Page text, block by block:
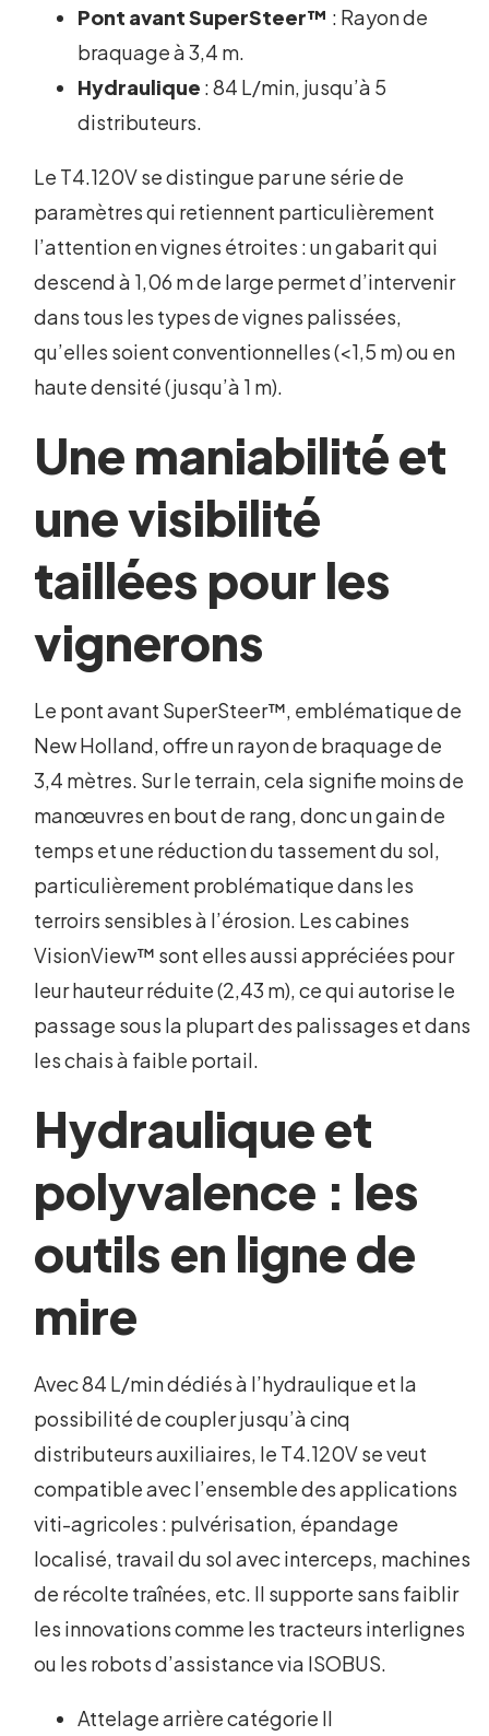
Pont avant SuperSteer™ : Rayon de
braquage à 3,4 m.
Hydraulique : 84 L/min, jusqu’à 5
distributeurs.
Le T4.120V se distingue par une série de
paramètres qui retiennent particulièrement
l’attention en vignes étroites : un gabarit qui
descend à 1,06 m de large permet d’intervenir
dans tous les types de vignes palissées,
qu’elles soient conventionnelles (<1,5 m) ou en
haute densité (jusqu’à 1 m).
Une maniabilité et
une visibilité
taillées pour les
vignerons
Le pont avant SuperSteer™, emblématique de
New Holland, offre un rayon de braquage de
3,4 mètres. Sur le terrain, cela signifie moins de
manœuvres en bout de rang, donc un gain de
temps et une réduction du tassement du sol,
particulièrement problématique dans les
terroirs sensibles à l’érosion. Les cabines
VisionView™ sont elles aussi appréciées pour
leur hauteur réduite (2,43 m), ce qui autorise le
passage sous la plupart des palissages et dans
les chais à faible portail.
Hydraulique et
polyvalence : les
outils en ligne de
mire
Avec 84 L/min dédiés à l’hydraulique et la
possibilité de coupler jusqu’à cinq
distributeurs auxiliaires, le T4.120V se veut
compatible avec l’ensemble des applications
viti-agricoles : pulvérisation, épandage
localisé, travail du sol avec interceps, machines
de récolte traînées, etc. Il supporte sans faiblir
les innovations comme les tracteurs interlignes
ou les robots d’assistance via ISOBUS.
Attelage arrière catégorie II